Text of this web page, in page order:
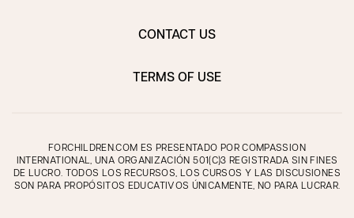
CONTACT US
TERMS OF USE
FORCHILDREN.COM ES PRESENTADO POR COMPASSION
INTERNATIONAL, UNA ORGANIZACIÓN 501(C)3 REGISTRADA SIN FINES
DE LUCRO. TODOS LOS RECURSOS, LOS CURSOS Y LAS DISCUSIONES
SON PARA PROPÓSITOS EDUCATIVOS ÚNICAMENTE, NO PARA LUCRAR.